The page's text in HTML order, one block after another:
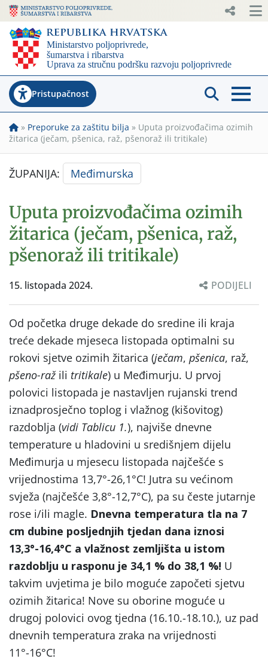
Pristupačnost
» Preporuke za zaštitu bilja » Uputa proizvođačima ozimih
žitarica (ječam, pšenica, raž, pšenoraž ili tritikale)
ŽUPANIJA: Međimurska
Uputa proizvođačima ozimih
žitarica (ječam, pšenica, raž,
pšenoraž ili tritikale)
15. listopada 2024. PODIJELI
Od početka druge dekade do sredine ili kraja
treće dekade mjeseca listopada optimalni su
rokovi sjetve ozimih žitarica (ječam, pšenica, raž,
pšeno-ražili tritikale) u Međimurju. U prvoj
polovici listopada je nastavljen rujanski trend
iznadprosječno toplog i vlažnog (kišovitog)
razdoblja (vidi Tablicu 1.), najviše dnevne
temperature u hladovini u središnjem dijelu
Međimurja u mjesecu listopada najčešće s
vrijednostima 13,7°-26,1°C! Jutra su većinom
svježa (najčešće 3,8°-12,7°C), pa su česte jutarnje
rose i/ili magle. Dnevna temperatura tla na 7
cm dubine posljednjih tjedan dana iznosi
13,3°-16,4°C a vlažnost zemljišta u istom
razdoblju u rasponu je 34,1 % do 38,1 %! U
takvim uvjetima je bilo moguće započeti sjetvu
ozimih žitarica! Nove su oborine moguće u
drugoj polovici ovog tjedna (16.10.-18.10.), uz pad
dnevnih temperatura zraka na vrijednosti
11°-16°C!